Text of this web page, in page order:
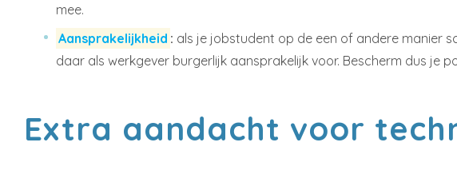
mee.
Aansprakelijkheid : als je jobstudent op de een of andere manier
daar als werkgever burgerlijk aansprakelijk voor. Bescherm dus je
Extra aandacht voor